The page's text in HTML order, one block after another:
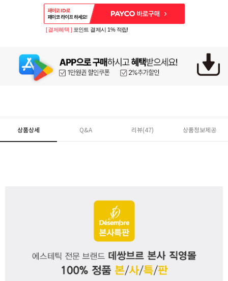
페이코 ID로 페
[ 결제혜택 ] 포인트 결제시 1% 적립!
상품상세 Q&A 리뷰(47) 상품정보제공